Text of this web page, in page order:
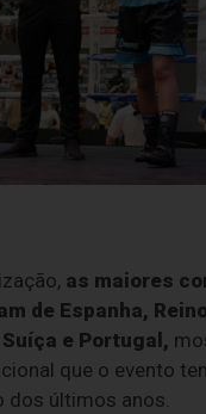
as maiores
de Espanha,
e Portugal,
que o evento
dos últimos anos.